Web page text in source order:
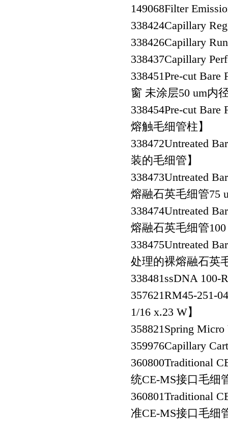
149068Filter
338424Capillary
338426Capillary
338437Capillary
338451Pre-cut Bare
窗 未涂层50 um内
338454Pre-cut Bare
熔触毛细管柱】
338472Untreated
装的毛细管】
338473Untreated
熔融石英毛细管75
338474Untreated
熔融石英毛细管
338475Untreated
处理的裸熔融石英
338481ssDNA 100-
357621RM45-251-
1/16 x.23 W】
358821Spring
359976Capillary
360800Traditional
统CE-MS接口毛细
360801Traditional
准CE-MS接口毛细